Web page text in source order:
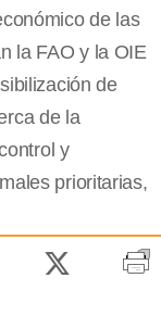
de las
la FAO y la OIE
de
de la
y
prioritarias,